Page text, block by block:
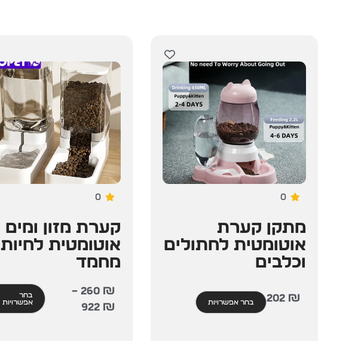
0
מתקן קערת
אוטומטית לחתולים
וכלבים
202 ₪ בחר אפשרויות
0
קערת מזון ומים
אוטומטית לחיות
מחמד
260 ₪
–
922 ₪
בחר
אפשרויות